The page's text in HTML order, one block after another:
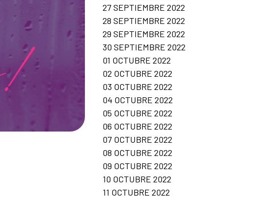
27 SEPTIEMBRE 2022
28 SEPTIEMBRE 2022
29 SEPTIEMBRE 2022
30 SEPTIEMBRE 2022
01 OCTUBRE 2022
02 OCTUBRE 2022
03 OCTUBRE 2022
04 OCTUBRE 2022
05 OCTUBRE 2022
06 OCTUBRE 2022
07 OCTUBRE 2022
08 OCTUBRE 2022
09 OCTUBRE 2022
10 OCTUBRE 2022
11 OCTUBRE 2022